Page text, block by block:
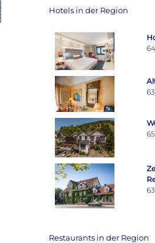
Hotels in der Region
Restaurants in der Region